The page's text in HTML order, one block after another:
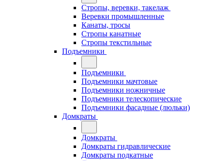
Стропы, веревки, такелаж
Веревки промышленные
Канаты, тросы
Стропы канатные
Стропы текстильные
Подъемники
Подъемники
Подъемники мачтовые
Подъемники ножничные
Подъемники телескопические
Подъемники фасадные (люльки)
Домкраты
Домкраты
Домкраты гидравлические
Домкраты подкатные